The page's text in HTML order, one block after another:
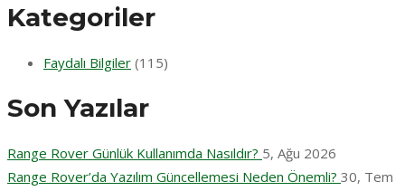
Kategoriler
Faydalı Bilgiler (115)
Son Yazılar
Range Rover Günlük Kullanımda Nasıldır? 5, Ağu 2026
Range Rover’da Yazılım Güncellemesi Neden Önemli? 30, Tem